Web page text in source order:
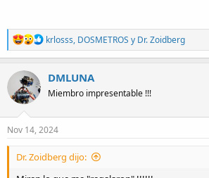
mostré en este tema, aunque desconocía
modelo de cassettes TDK
R
e
a
c
n
s
krlosss, DOSMETROS y Dr. Zoidberg
DMLUNA
Miembro impresentable !!!
Nov 14, 2024
Dr. Zoidberg dijo: